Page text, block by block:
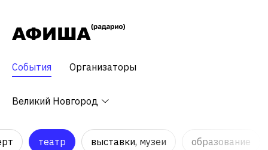
События Организаторы
Великий Новгород
театр выставки, музеи образование